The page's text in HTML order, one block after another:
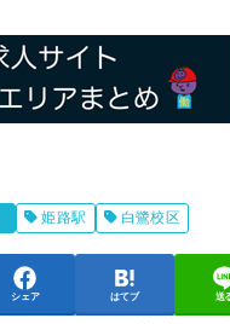
姫路駅 白鷺校区
シェア はてブ 送